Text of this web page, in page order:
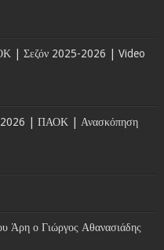
| Σεζόν 2025-2026 | Video
2026 | ΠΑΟΚ | Ανασκόπηση
Άρη ο Γιώργος Αθανασιάδης